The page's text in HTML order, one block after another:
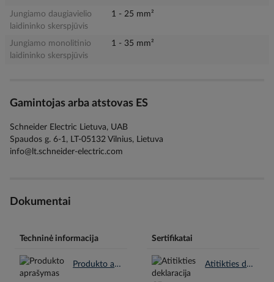
Jungiamo daugiavielio
laidininko skerspjūvis
1 - 25 mm²
Jungiamo monolitinio
laidininko skerspjūvis
1 - 35 mm²
Gamintojas arba atstovas ES
Schneider Electric Lietuva, UAB
Spaudos g. 6-1, LT-05132 Vilnius, Lietuva
info@lt.schneider-electric.com
Dokumentai
Techninė informacija
Produkto aprašymas en.pdf
Sertifikatai
Atitikties deklaracija CE en.pdf